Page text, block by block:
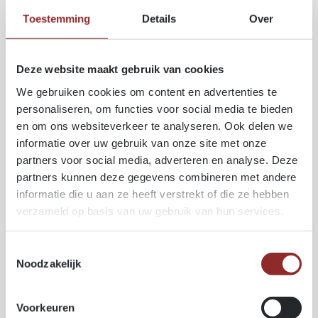
Toestemming Details Over
Deze website maakt gebruik van cookies
We gebruiken cookies om content en advertenties te
personaliseren, om functies voor social media te bieden
en om ons websiteverkeer te analyseren. Ook delen we
informatie over uw gebruik van onze site met onze
partners voor social media, adverteren en analyse. Deze
partners kunnen deze gegevens combineren met andere
informatie die u aan ze heeft verstrekt of die ze hebben
verzameld op basis van uw gebruik van hun services.
Noodzakelijk
Voorkeuren
Licht in gewicht, eenvoudig te monteren en
esthetisch.
Doordat het spinthout uitstekend impregneerbaar is,
is Grenen zeer geschikt voor:
gevelprofielen
buitenbetimmering
tuinconstructies
terrassen (na behandeling)
TECHNISCHE SPECIFICATIES
Houtsoort:
Land van oorsprong:
Noorwegen, Zweden, Finland,
Fysische eigenschappen